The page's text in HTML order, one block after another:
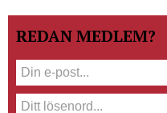
REDAN MEDLEM?